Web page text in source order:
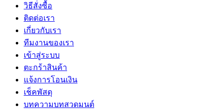
วิธีสั่งซื้อ
ติดต่อเรา
เกี่ยวกับเรา
ทีมงานของเรา
เข้าสู่ระบบ
ตะกร้าสินค้า
แจ้งการโอนเงิน
เช็คพัสดุ
บทความบทสวดมนต์